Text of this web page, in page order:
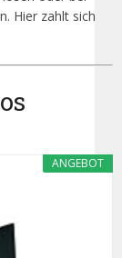
Hier zahlt sich
ANGEBOT